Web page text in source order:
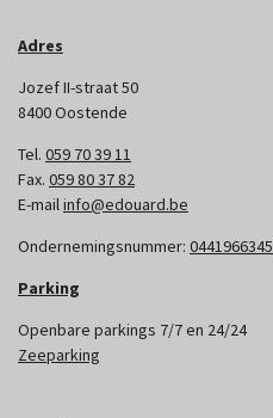
Adres
Jozef II-straat 50
8400 Oostende
Tel. 059 70 39 11
Fax. 059 80 37 82
E-mailinfo@edouard.be
Ondernemingsnummer: 0441966345
Parking
Openbare parkings 7/7 en 24/24
Zeeparking